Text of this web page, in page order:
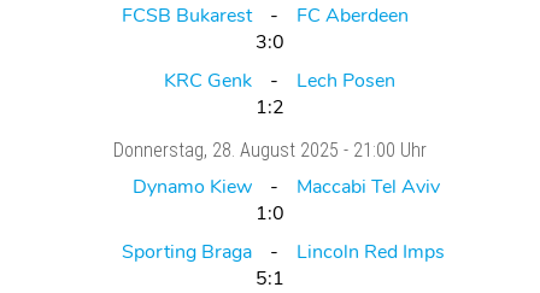
FCSB Bukarest
FC Aberdeen
3:0
KRC Genk
Lech Posen
1:2
Donnerstag, 28. August 2025 - 21:00 Uhr
Dynamo Kiew
Maccabi Tel Aviv
1:0
Sporting Braga
Lincoln Red Imps
5:1